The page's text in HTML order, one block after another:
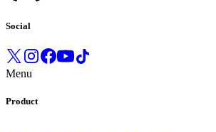
Social
Menu
Product